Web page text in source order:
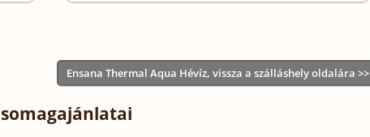
Ensana Thermal Aqua Hévíz, vissza a szálláshely oldalára >>